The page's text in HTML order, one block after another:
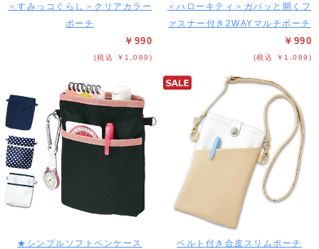
＜すみっコぐらし＞クリアカラー
ポーチ
￥990
(税込 ￥1,089)
＜ハローキティ＞ガバッと開くフ
ァスナー付き2WAYマルチポーチ
￥990
(税込 ￥1,089)
★シンプルソフトペンケース ベルト付き合皮スリムポーチ